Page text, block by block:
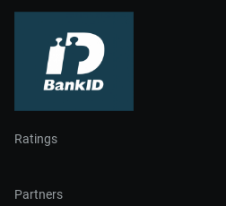
Ratings
Partners